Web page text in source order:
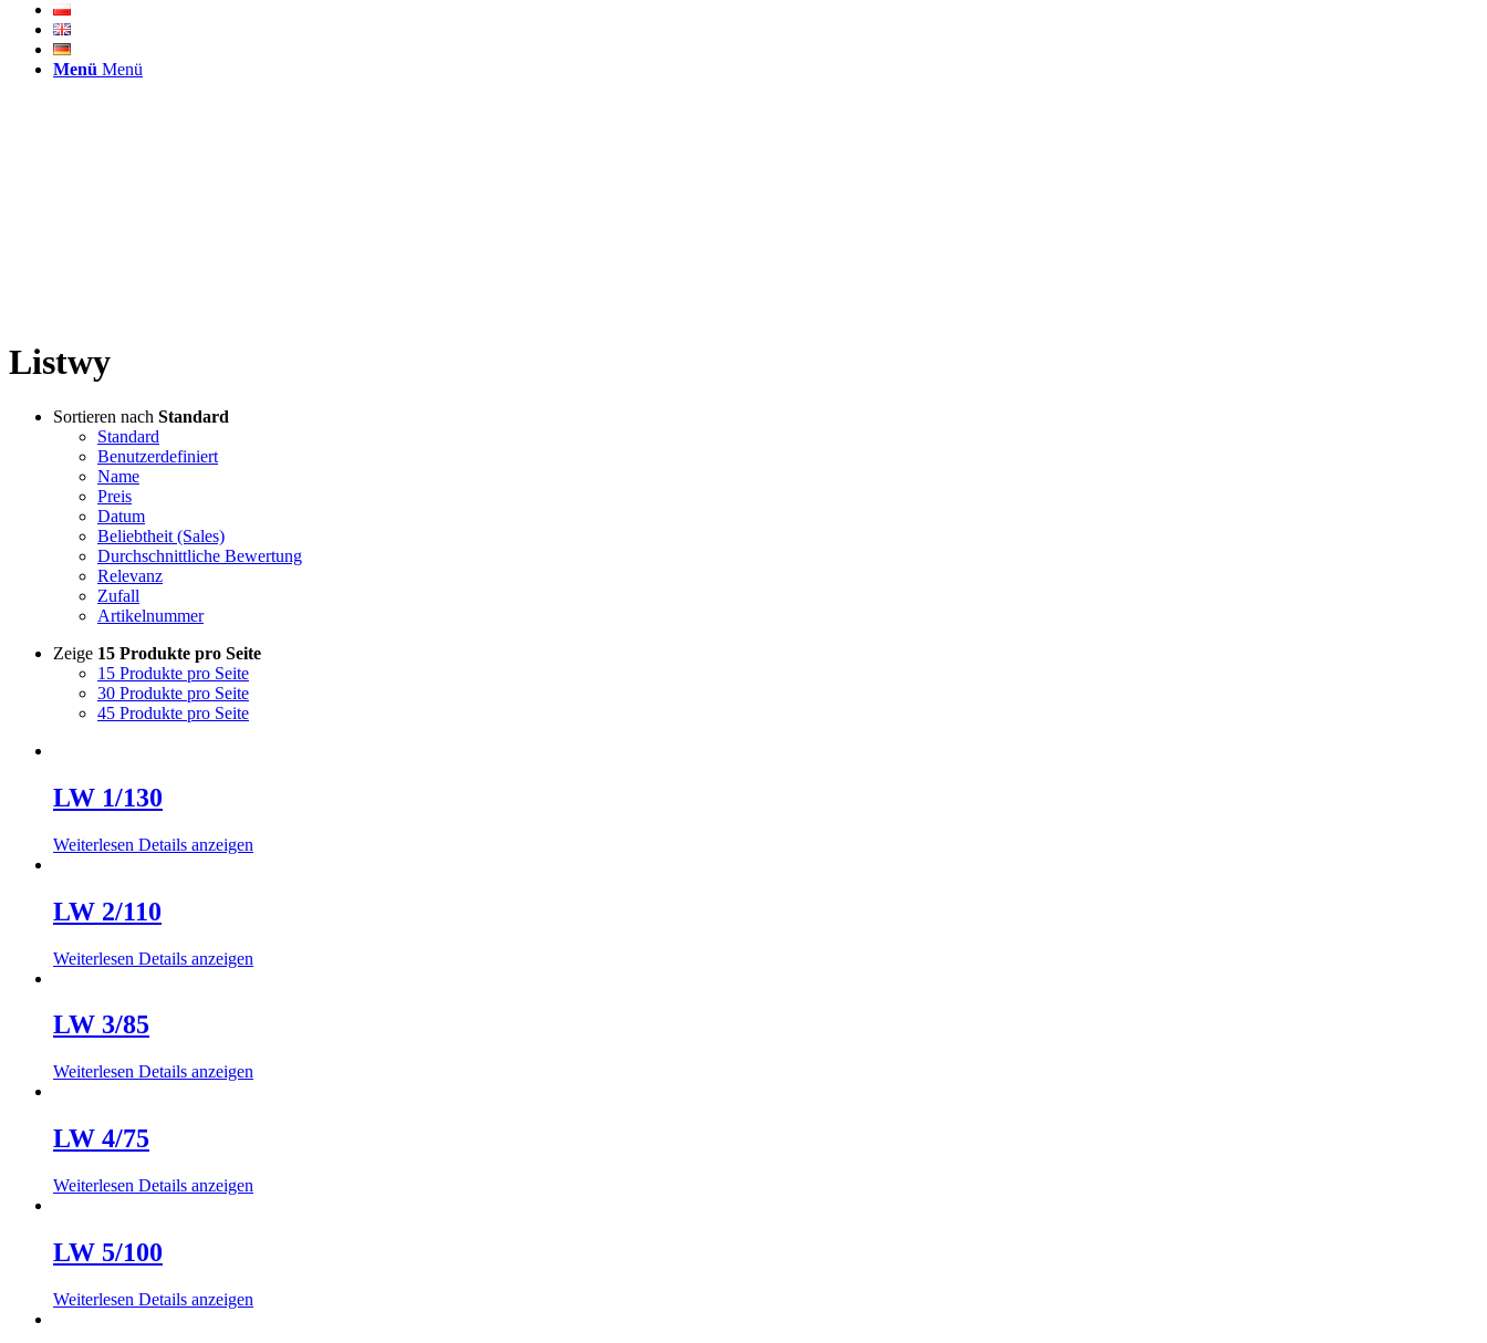
Menü Menü
Listwy
Sortieren nach Standard
Standard
Benutzerdefiniert
Name
Preis
Datum
Beliebtheit (Sales)
Durchschnittliche Bewertung
Relevanz
Zufall
Artikelnummer
Zeige 15 Produkte pro Seite
15 Produkte pro Seite
30 Produkte pro Seite
45 Produkte pro Seite
LW 1/130
Weiterlesen Details anzeigen
LW 2/110
Weiterlesen Details anzeigen
LW 3/85
Weiterlesen Details anzeigen
LW 4/75
Weiterlesen Details anzeigen
LW 5/100
Weiterlesen Details anzeigen